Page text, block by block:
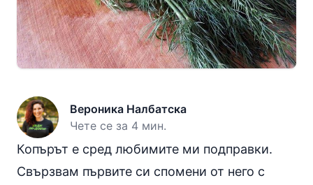
Вероника Налбатска
Чете се за 4 мин.
Копърът е сред любимите ми подправки.
Свързвам първите си спомени от него с